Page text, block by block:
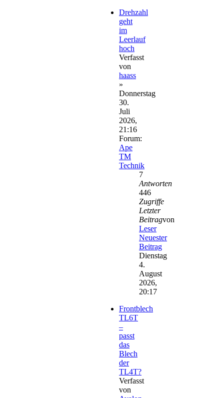
Drehzahl
geht
im
Leerlauf
hoch
Verfasst
von
haass
»
Donnerstag
30.
Juli
2026,
21:16
Forum:
Ape
TM
Technik
7
Antworten
446
Zugriffe
Letzter
Beitragvon
Leser
Neuester
Beitrag
Dienstag
4.
August
2026,
20:17
Frontblech
TL6T
–
passt
das
Blech
der
TL4T?
Verfasst
von